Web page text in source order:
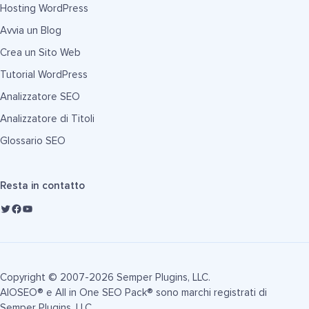
Hosting WordPress
Avvia un Blog
Crea un Sito Web
Tutorial WordPress
Analizzatore SEO
Analizzatore di Titoli
Glossario SEO
Resta in contatto
Copyright © 2007-2026 Semper Plugins, LLC.
AIOSEO® e All in One SEO Pack® sono marchi registrati di